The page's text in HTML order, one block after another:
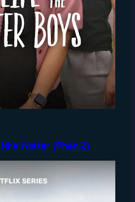
Walter (Phần 2)